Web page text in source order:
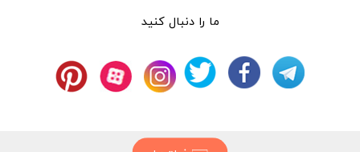
ما را دنبال کنید